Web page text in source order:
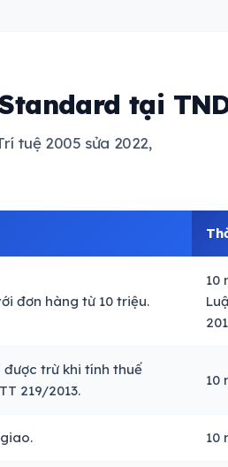
tại
tuệ 2005 sửa 2022,
đơn hàng từ 10 triệu.
10
trừ khi tính thuế
219/2013.
10
10